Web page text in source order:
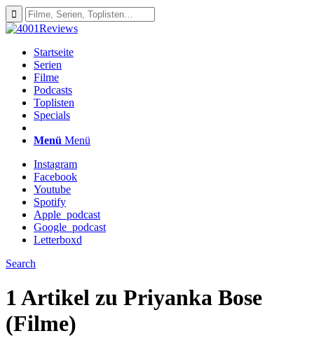
Startseite
Serien
Filme
Podcasts
Toplisten
Specials
Menü Menü
Instagram
Facebook
Youtube
Spotify
Apple_podcast
Google_podcast
Letterboxd
Search
1 Artikel zu Priyanka Bose
(Filme)